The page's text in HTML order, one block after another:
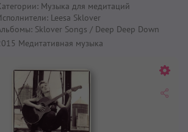
Музыка для медитаций
Leesa Sklover
Sklover Songs / Deep Deep Down
Медитативная музыка